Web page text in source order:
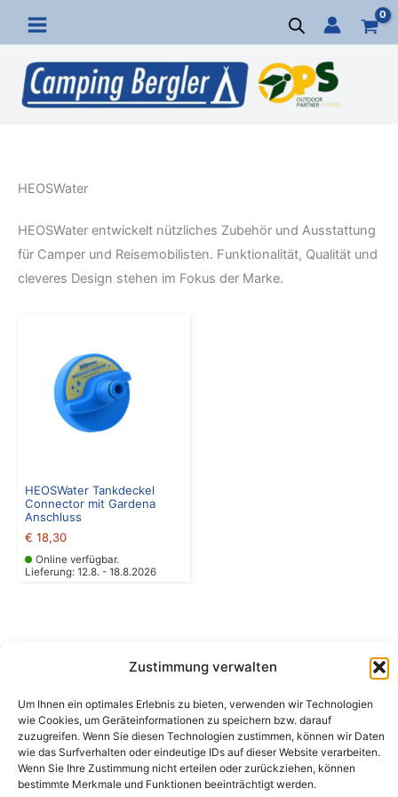
Zustimmung verwalten
Um Ihnen ein optimales Erlebnis zu bieten, verwenden wir Technologien
wie Cookies, um Geräteinformationen zu speichern bzw. darauf
zuzugreifen. Wenn Sie diesen Technologien zustimmen, können wir Daten
wie das Surfverhalten oder eindeutige IDs auf dieser Website verarbeiten.
Wenn Sie Ihre Zustimmung nicht erteilen oder zurückziehen, können
bestimmte Merkmale und Funktionen beeinträchtigt werden.
Inhalt
springen
HEOSWater
HEOSWater entwickelt nützliches Zubehör und Ausstattung
für Camper und Reisemobilisten. Funktionalität, Qualität und
cleveres Design stehen im Fokus der Marke.
HEOSWater Tankdeckel
Connector mit Gardena
Anschluss
€ 18,30
Online verfügbar.
Lieferung: 12.8. - 18.8.2026
Camping Bergler GmbH
Peter-Leardi-Weg 4, 8054 Graz
Steiermark / Österreich​
+43 316 225711